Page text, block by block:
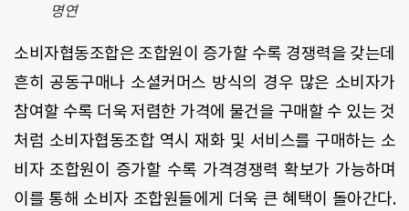
명연
소비자협동조합은 조합원이 증가할 수록 경쟁력을 갖는데
흔히 공동구매나 소셜커머스 방식의 경우 많은 소비자가
참여할 수록 더욱 저렴한 가격에 물건을 구매할 수 있는 것
처럼 소비자협동조합 역시 재화 및 서비스를 구매하는 소
비자 조합원이 증가할 수록 가격경쟁력 확보가 가능하며
이를 통해 소비자 조합원들에게 더욱 큰 혜택이 돌아간다.